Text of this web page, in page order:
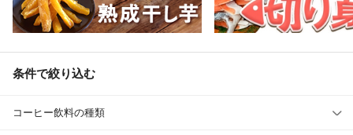
条件で絞り込む
コーヒー飲料の種類